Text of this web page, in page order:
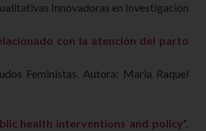
Innovadoras en Investigación
con la atención del parto
Feministas. Autora: Maria Raquel
health interventions and policy”.